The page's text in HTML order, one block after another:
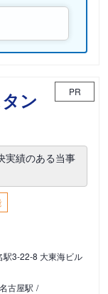
ン
PR
実績のある当事
駅3-22-8 大東海ビル
古屋駅